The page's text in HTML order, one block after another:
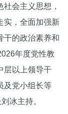
会主义思想，
实，全面加强新
干的政治素养和
年度党性教
层以上领导干
及党小组长等
冰主持。